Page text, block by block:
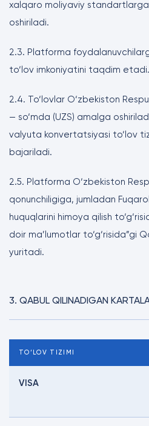
xalqaro moliyaviy
oshiriladi.
2.3. Platforma
to‘lov imkoniyatini taqdim etadi.
2.4. To‘lovlar O‘zbekiston
— so‘mda (UZS) amalga
valyuta konvertatsiyasi to‘lov
bajariladi.
2.5. Platforma O‘zbekiston
qonunchiligiga, jumladan
huquqlarini himoya qilish
doir ma’lumotlar to‘g‘risida”gi
yuritadi.
3. QABUL QILINADIGAN
TO‘LOV TIZIMI
VISA